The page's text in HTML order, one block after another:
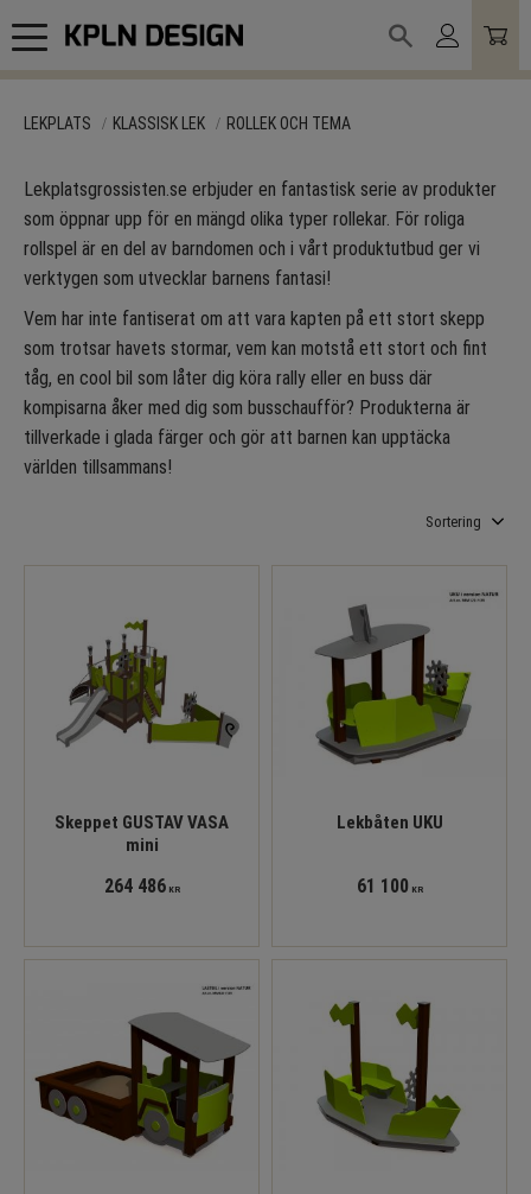
Meny
LEKPLATS KLASSISK LEK ROLLEK OCH TEMA
Lekplatsgrossisten.se erbjuder en fantastisk serie av produkter
som öppnar upp för en mängd olika typer rollekar. För roliga
rollspel är en del av barndomen och i vårt produktutbud ger vi
verktygen som utvecklar barnens fantasi!
Vem har inte fantiserat om att vara kapten på ett stort skepp
som trotsar havets stormar, vem kan motstå ett stort och fint
tåg, en cool bil som låter dig köra rally eller en buss där
kompisarna åker med dig som busschaufför? Produkterna är
tillverkade i glada färger och gör att barnen kan upptäcka
världen tillsammans!
Skeppet GUSTAV VASA
mini
264 486KR
Lekbåten UKU
61 100KR